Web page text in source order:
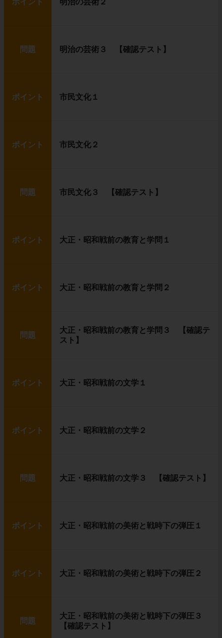
ポイント 明治の芸術２
問題 明治の芸術３ 【確認テスト】
ポイント 市民文化１
ポイント 市民文化２
問題 市民文化３ 【確認テスト】
ポイント 大正・昭和戦前の教育と学問１
ポイント 大正・昭和戦前の教育と学問２
問題
大正・昭和戦前の教育と学問３ 【確認テ
スト】
ポイント 大正・昭和戦前の文学１
ポイント 大正・昭和戦前の文学２
問題 大正・昭和戦前の文学３ 【確認テスト】
ポイント 大正・昭和戦前の美術と戦時下の弾圧１
ポイント 大正・昭和戦前の美術と戦時下の弾圧２
問題
大正・昭和戦前の美術と戦時下の弾圧３
【確認テスト】